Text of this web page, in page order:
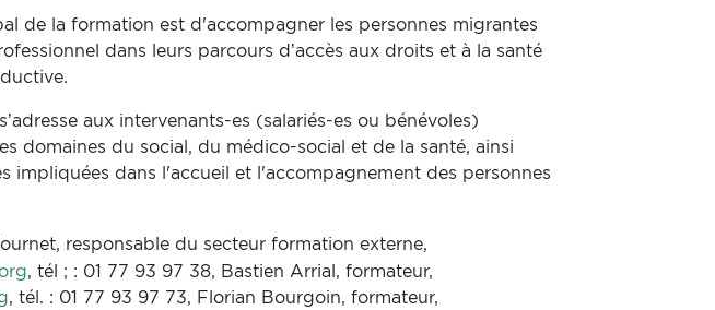
de la formation est d'accompagner les personnes migrantes
dans leurs parcours d’accès aux droits et à la santé
aux intervenants-es (salariés-es ou bénévoles)
domaines du social, du médico-social et de la santé, ainsi
impliquées dans l'accueil et l'accompagnement des personnes
responsable du secteur formation externe,
, tél ; : 01 77 93 97 38, Bastien Arrial, formateur,
, tél. : 01 77 93 97 73, Florian Bourgoin, formateur,